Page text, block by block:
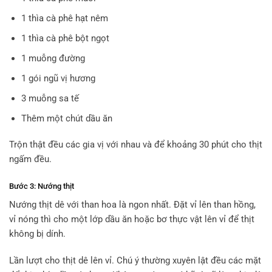
1 thìa cà phê hạt nêm
1 thìa cà phê bột ngọt
1 muỗng đường
1 gói ngũ vị hương
3 muỗng sa tế
Thêm một chút dầu ăn
Trộn thật đều các gia vị với nhau và để khoảng 30 phút cho thịt
ngấm đều.
Bước 3: Nướng thịt
Nướng thịt dê với than hoa là ngon nhất. Đặt vỉ lên than hồng,
vỉ nóng thì cho một lớp dầu ăn hoặc bơ thực vật lên vỉ để thịt
không bị dính.
Lần lượt cho thịt dê lên vỉ. Chú ý thường xuyên lật đều các mặt